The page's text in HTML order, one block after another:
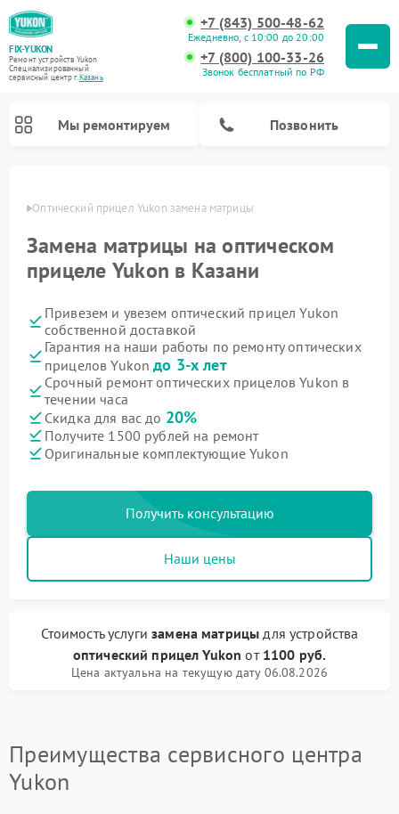
FIX-YUKON
Ремонт устройств Yukon
Специализированный
cервисный центр г.Казань
+7 (843) 500-48-62
Ежедневно, с 10:00 до 20:00
+7 (800) 100-33-26
Звонок бесплатный по РФ
Мы ремонтируем Позвонить
Оптический прицел Yukon замена матрицы
Замена матрицы на оптическом
прицеле Yukon в Казани
Привезем и увезем оптический прицел Yukon
собственной доставкой
Гарантия на наши работы по ремонту оптических
прицелов Yukonдо 3-х лет
Срочный ремонт оптических прицелов Yukon в
течении часа
Скидка для вас до 20%
Получите 1500 рублей на ремонт
Оригинальные комплектующие Yukon
Получить консультацию
Наши цены
Стоимость услугизамена матрицы для устройства
оптический прицел Yukon от 1100 руб.
Цена актуальна на текущую дату 06.08.2026
Преимущества сервисного центра
Yukon